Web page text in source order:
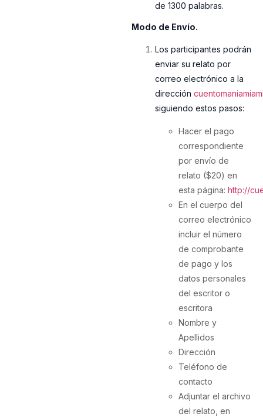
de 1300 palabras.
Modo de Envío.
Los participantes podrán
enviar su relato por
correo electrónico a la
dirección
siguiendo estos pasos:
Hacer el pago
correspondiente
por envío de
relato ($20) en
esta página: http://
En el cuerpo del
correo electrónico
incluir el número
de comprobante
de pago y los
datos personales
del escritor o
escritora
Nombre y
Apellidos
Dirección
Teléfono de
contacto
Adjuntar el archivo
del relato, en